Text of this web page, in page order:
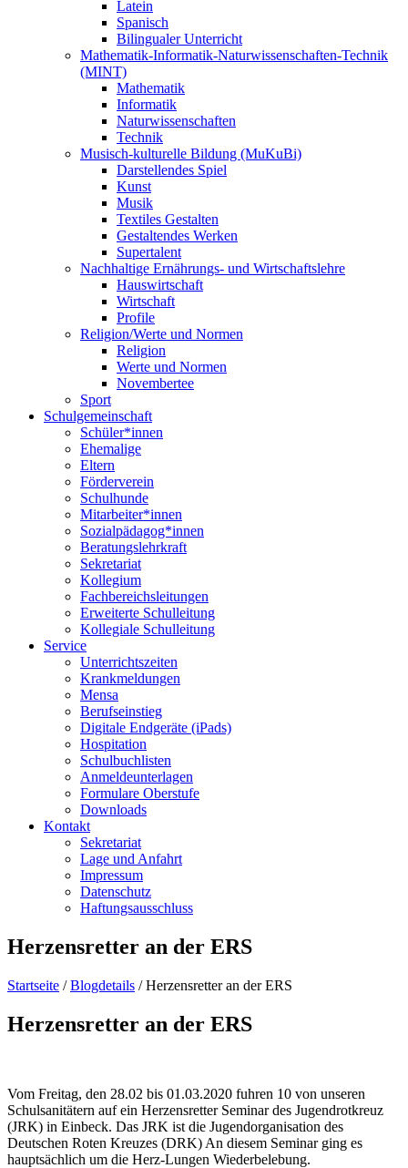
Latein
Spanisch
Bilingualer Unterricht
Mathematik-Informatik-Naturwissenschaften-Technik
(MINT)
Mathematik
Informatik
Naturwissenschaften
Technik
Musisch-kulturelle Bildung (MuKuBi)
Darstellendes Spiel
Kunst
Musik
Textiles Gestalten
Gestaltendes Werken
Supertalent
Nachhaltige Ernährungs- und Wirtschaftslehre
Hauswirtschaft
Wirtschaft
Profile
Religion/Werte und Normen
Religion
Werte und Normen
Novembertee
Sport
Schulgemeinschaft
Schüler*innen
Ehemalige
Eltern
Förderverein
Schulhunde
Mitarbeiter*innen
Sozialpädagog*innen
Beratungslehrkraft
Sekretariat
Kollegium
Fachbereichsleitungen
Erweiterte Schulleitung
Kollegiale Schulleitung
Service
Unterrichtszeiten
Krankmeldungen
Mensa
Berufseinstieg
Digitale Endgeräte (iPads)
Hospitation
Schulbuchlisten
Anmeldeunterlagen
Formulare Oberstufe
Downloads
Kontakt
Sekretariat
Lage und Anfahrt
Impressum
Datenschutz
Haftungsausschluss
Herzensretter an der ERS
Startseite /Blogdetails /Herzensretter an der ERS
Herzensretter an der ERS
Vom Freitag, den 28.02 bis 01.03.2020 fuhren 10 von unseren
Schulsanitätern auf ein Herzensretter Seminar des Jugendrotkreuz
(JRK) in Einbeck. Das JRK ist die Jugendorganisation des
Deutschen Roten Kreuzes (DRK) An diesem Seminar ging es
hauptsächlich um die Herz-Lungen Wiederbelebung.